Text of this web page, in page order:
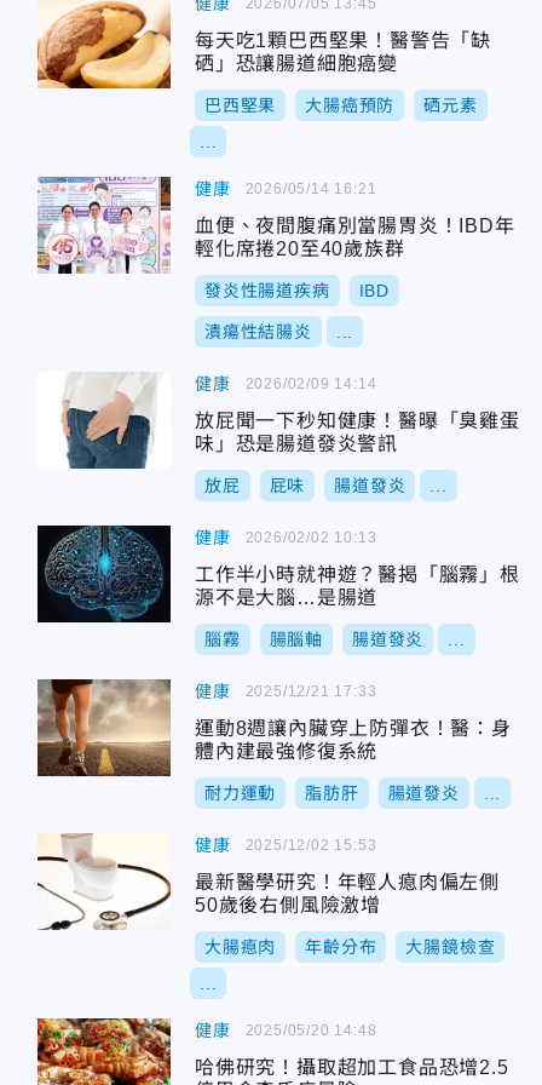
每天吃1顆巴西堅果！醫警告「缺
硒」恐讓腸道細胞癌變
巴西堅果 大腸癌預防 硒元素
健康
血便、夜間腹痛別當腸胃炎！IBD年
輕化席捲20至40歲族群
發炎性腸道疾病 IBD
潰瘍性結腸炎
2026/05/14 16:21
健康
放屁聞一下秒知健康！醫曝「臭雞蛋
味」恐是腸道發炎警訊
放屁 屁味 腸道發炎
2026/02/09 14:14
健康
工作半小時就神遊？醫揭「腦霧」根
源不是大腦…是腸道
腦霧 腸腦軸 腸道發炎
2026/02/02 10:13
健康
運動8週讓內臟穿上防彈衣！醫：身
體內建最強修復系統
耐力運動 脂肪肝 腸道發炎
2025/12/21 17:33
健康
最新醫學研究！年輕人瘜肉偏左側
50歲後右側風險激增
大腸瘜肉 年齡分布 大腸鏡檢查
2025/12/02 15:53
健康
哈佛研究！攝取超加工食品恐增2.5
2025/05/20 14:48